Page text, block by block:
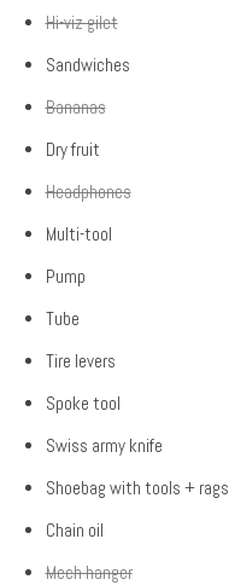
Hi-viz gilet
Sandwiches
Bananas
Dry fruit
Headphones
Multi-tool
Pump
Tube
Tire levers
Spoke tool
Swiss army knife
Shoebag with tools + rags
Chain oil
Mech hanger